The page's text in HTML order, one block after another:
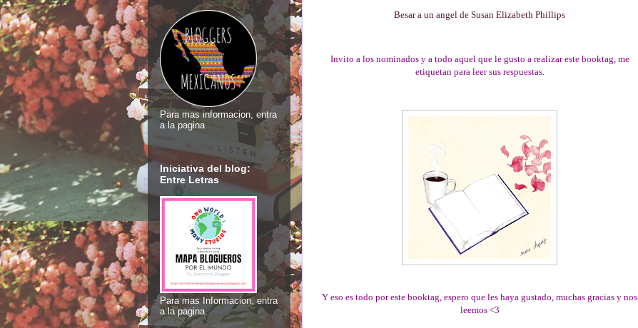
Besar a un angel de Susan Elizabeth Phillips
Invito a los nominados y a todo aquel que le gusto a realizar este booktag, me
etiquetan para leer sus respuestas.
Y eso es todo por este booktag, espero que les haya gustado, muchas gracias y nos
leemos <3
Para mas informacion, entra
a la pagina
Iniciativa del blog:
Entre Letras
Para mas Informacion, entra
a la pagina.